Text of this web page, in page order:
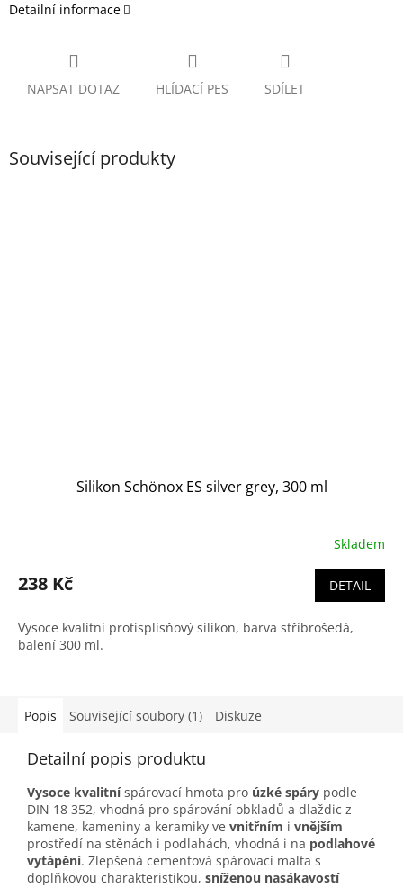
Detailní informace
NAPSAT DOTAZ HLÍDACÍ PES SDÍLET
Související produkty
Silikon Schönox ES silver grey, 300 ml
Skladem
238 Kč DETAIL
Vysoce kvalitní protisplísňový silikon, barva stříbrošedá,
balení 300 ml.
Popis Související soubory (1) Diskuze
Detailní popis produktu
Vysoce kvalitníspárovací hmota pro úzké spáry podle
DIN 18 352, vhodná pro spárování obkladů a dlaždic z
kamene, kameniny a keramiky ve vnitřním i vnějším
prostředí na stěnách i podlahách, vhodná i na podlahové
vytápění. Zlepšená cementová spárovací malta s
doplňkovou charakteristikou, sníženou nasákavostí